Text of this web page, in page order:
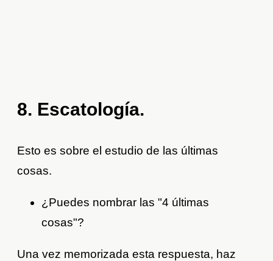
8. Escatología.
Esto es sobre el estudio de las últimas
cosas.
¿Puedes nombrar las "4 últimas
cosas"?
Una vez memorizada esta respuesta, haz